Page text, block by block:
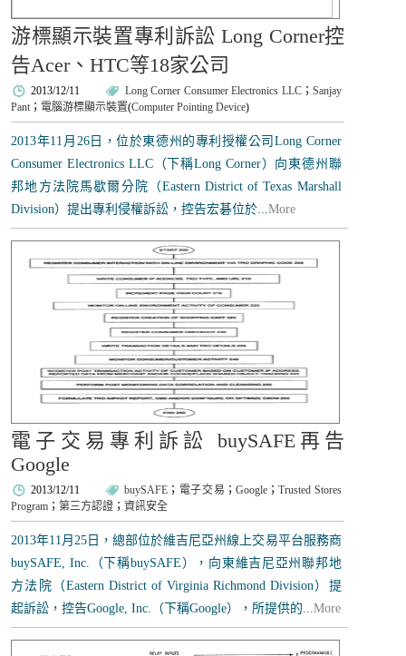
游標顯示裝置專利訴訟 Long Corner控
告Acer、HTC等18家公司
2013/12/11 Long Corner Consumer Electronics LLC； Sanjay
Pant ； 電腦游標顯示裝置(Computer Pointing Device)
2013年11月26日，位於東德州的專利授權公司Long Corner
Consumer Electronics LLC（下稱Long Corner）向東德州聯
邦地方法院馬歇爾分院（Eastern District of Texas Marshall
Division）提出專利侵權訴訟，控告宏碁位於...More
電子交易專利訴訟 buySAFE再告
Google
2013/12/11 buySAFE ； 電子交易 ；Google ；Trusted Stores
Program ；第三方認證 ；資訊安全
2013年11月25日，總部位於維吉尼亞州線上交易平台服務商
buySAFE, Inc.（下稱buySAFE），向東維吉尼亞州聯邦地
方法院（Eastern District of Virginia Richmond Division）提
起訴訟，控告Google, Inc.（下稱Google），所提供的...More